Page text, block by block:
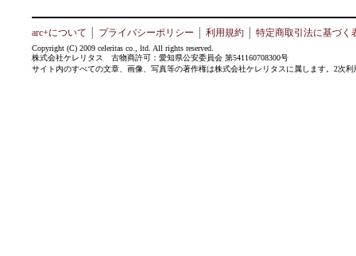
arc+について プライバシーポリシー 利用規約 特定商取引法に基づく
Copyright (C) 2009 celeritas co., ltd. All rights reserved.
株式会社ケレリタス 古物商許可：愛知県公安委員会 第541160708300号
サイト内のすべての文章、画像、写真等の著作権は株式会社ケレリタスに属します。2次